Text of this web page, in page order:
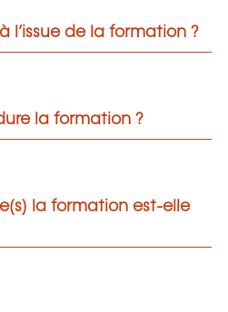
l’issue de la formation ?
la formation ?
la formation est-elle